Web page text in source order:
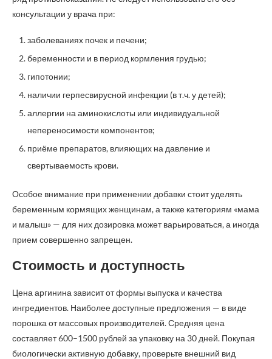
консультации у врача при:
заболеваниях почек и печени;
беременности и в период кормления грудью;
гипотонии;
наличии герпесвирусной инфекции (в т.ч. у детей);
аллергии на аминокислоты или индивидуальной
непереносимости компонентов;
приёме препаратов, влияющих на давление и
свертываемость крови.
Особое внимание при применении добавки стоит уделять
беременным кормящих женщинам, а также категориям «мама
и малыш» — для них дозировка может варьироваться, а иногда
прием совершенно запрещен.
Стоимость и доступность
Цена аргинина зависит от формы выпуска и качества
ингредиентов. Наиболее доступные предложения — в виде
порошка от массовых производителей. Средняя цена
составляет 600–1500 рублей за упаковку на 30 дней. Покупая
биологически активную добавку, проверьте внешний вид